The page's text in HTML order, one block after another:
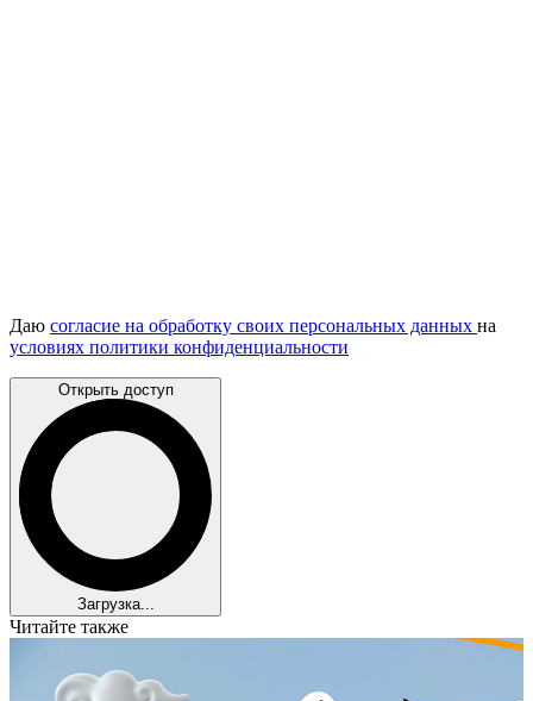
Даю согласие на обработку своих персональных данных на
условиях политики конфиденциальности
Открыть доступ
Загрузка...
Читайте также